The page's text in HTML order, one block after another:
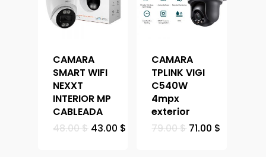
CAMARA
SMART WIFI
NEXXT
INTERIOR MP
CABLEADA
48.00$ 43.00 $
CAMARA
TPLINK VIGI
C540W
4mpx
exterior
79.00$ 71.00 $
Portatiles